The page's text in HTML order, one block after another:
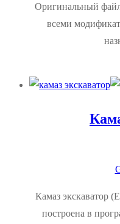
Оригинальный файл
всеми
Камаз экскаватор
построена в